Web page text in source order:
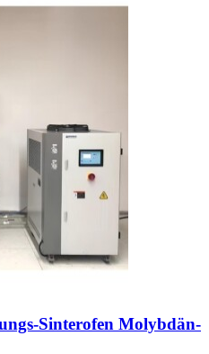
Sinterofen Molybdän-